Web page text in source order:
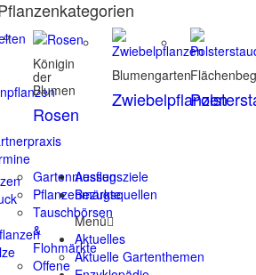
Königin
der
Blumen
Rosen
Blumengarten
Zwiebelpflanzen
Gartenmessen
Pflanzenmärkte
Tauschbörsen
&
Flohmärkte
Offene
Ausflugsziele
Bezugsquellen
Menü
Aktuelles
Aktuelle Gartenthemen